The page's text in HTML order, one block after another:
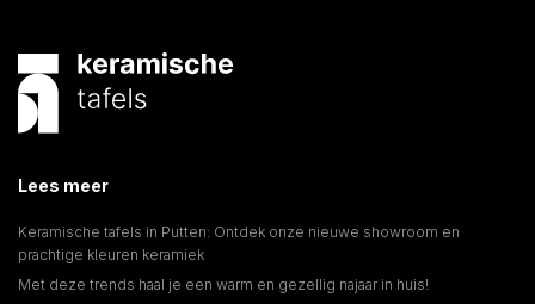
Lees meer
Keramische tafels in Putten: Ontdek onze nieuwe showroom en
prachtige kleuren keramiek
Met deze trends haal je een warm en gezellig najaar in huis!